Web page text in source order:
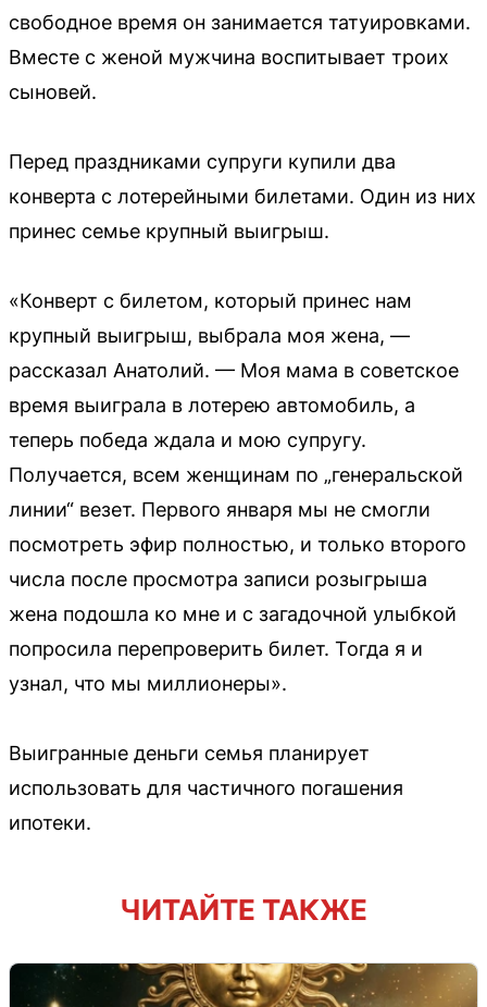
свободное время он занимается татуировками.
Вместе с женой мужчина воспитывает троих
сыновей.
Перед праздниками супруги купили два
конверта с лотерейными билетами. Один из них
принес семье крупный выигрыш.
«Конверт с билетом, который принес нам
крупный выигрыш, выбрала моя жена, —
рассказал Анатолий. — Моя мама в советское
время выиграла в лотерею автомобиль, а
теперь победа ждала и мою супругу.
Получается, всем женщинам по „генеральской
линии“ везет. Первого января мы не смогли
посмотреть эфир полностью, и только второго
числа после просмотра записи розыгрыша
жена подошла ко мне и с загадочной улыбкой
попросила перепроверить билет. Тогда я и
узнал, что мы миллионеры».
Выигранные деньги семья планирует
использовать для частичного погашения
ипотеки.
ЧИТАЙТЕ ТАКЖЕ